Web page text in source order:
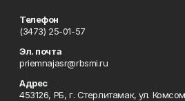
Телефон
(3473) 25-01-57
Эл. почта
priemnajasr@rbsmi.ru
Адрес
453126, РБ, г. Стерлитамак, ул.